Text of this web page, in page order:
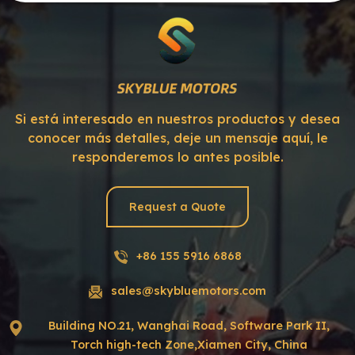
Si está interesado en nuestros productos y desea
conocer más detalles, deje un mensaje aquí, le
responderemos lo antes posible.
Request a Quote
+86 155 5916 6868
sales@skybluemotors.com
Building NO.21, Wanghai Road, Software Park II,
Torch high-tech Zone,Xiamen City, China